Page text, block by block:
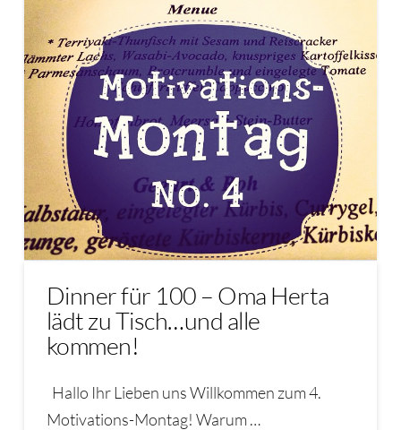
Dinner für 100 – Oma Herta
lädt zu Tisch…und alle
kommen!
Hallo Ihr Lieben uns Willkommen zum 4.
Motivations-Montag! Warum …